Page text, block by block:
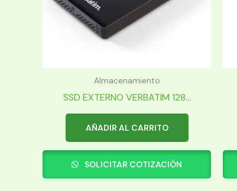
Almacenamiento
SSD EXTERNO VERBATIM 128...
AÑADIR AL CARRITO
SOLICITAR COTIZACIÓN